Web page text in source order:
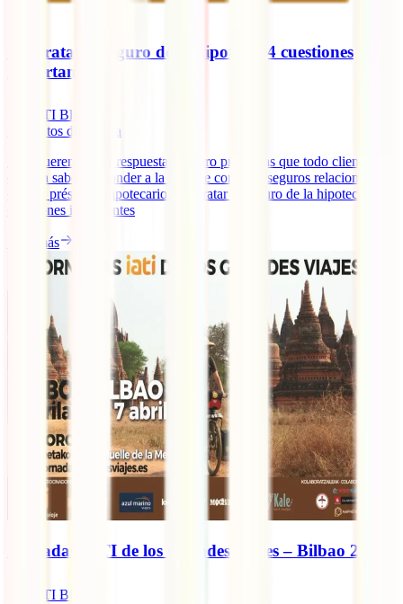
Contratar el seguro de la hipoteca: 4 cuestiones
importantes
IATI Blog
minutos de lectura
Hoy queremos dar respuesta a cuatro preguntas que todo cliente
debería saber responder a la hora de contratar seguros relacionados
con un préstamo hipotecario. Contratar el seguro de la hipoteca: 4
cuestiones importantes
Leer más
Jornadas IATI de los Grandes Viajes – Bilbao 2019
IATI Blog